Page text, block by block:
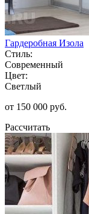
Гардеробная Изола
Стиль:
Современный
Цвет:
Светлый
от 150 000 руб.
Рассчитать